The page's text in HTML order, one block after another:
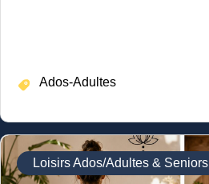
Ados-Adultes
Loisirs Ados/Adultes & Seniors